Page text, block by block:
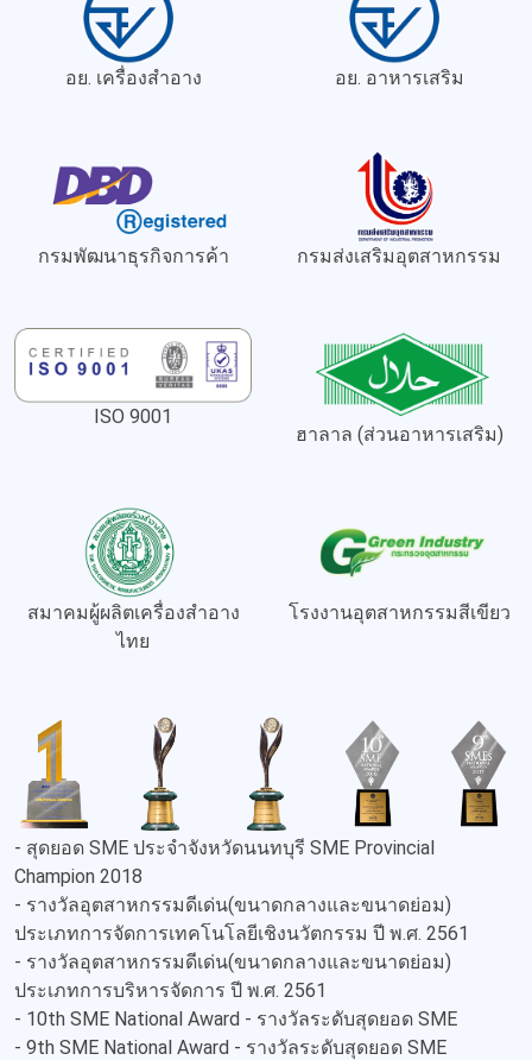
อย. เครื่องสำอาง อย. อาหารเสริม
กรมพัฒนาธุรกิจการค้า กรมส่งเสริมอุตสาหกรรม
ISO 9001
ฮาลาล (ส่วนอาหารเสริม)
สมาคมผู้ผลิตเครื่องสำอาง
ไทย
โรงงานอุตสาหกรรมสีเขียว
- สุดยอด SME ประจำจังหวัดนนทบุรี SME Provincial
Champion 2018
- รางวัลอุตสาหกรรมดีเด่น(ขนาดกลางและขนาดย่อม)
ประเภทการจัดการเทคโนโลยีเชิงนวัตกรรม ปี พ.ศ. 2561
- รางวัลอุตสาหกรรมดีเด่น(ขนาดกลางและขนาดย่อม)
ประเภทการบริหารจัดการ ปี พ.ศ. 2561
- 10th SME National Award - รางวัลระดับสุดยอด SME
- 9th SME National Award - รางวัลระดับสุดยอด SME